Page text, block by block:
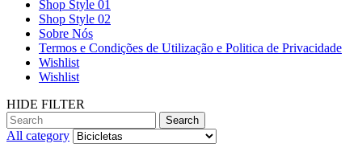
Shop Style 01
Shop Style 02
Sobre Nós
Termos e Condições de Utilização e Politica de Privacidade
Wishlist
Wishlist
HIDE FILTER
Search
All category